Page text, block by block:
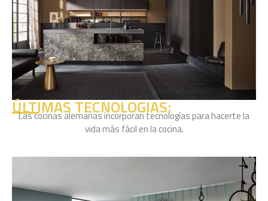
ÚLTIMAS TECNOLOGIAS:
Las cocinas alemanas incorporan tecnologías para hacerte la
vida más fácil en la cocina.